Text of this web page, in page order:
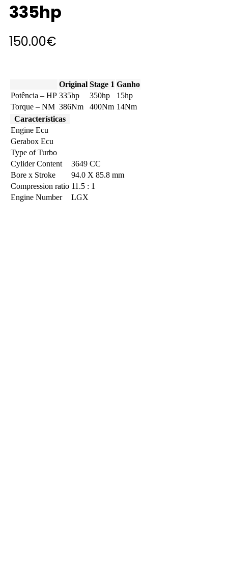
335hp
150.00€
Original Stage 1 Ganho
Potência – HP 335hp 350hp
15hp
Torque – NM 386Nm 400Nm 14Nm
Características
Engine Ecu
Gerabox Ecu
Type of Turbo
Cylider Content
3649 CC
Bore x Stroke
94.0 X 85.8 mm
Compression ratio 11.5 : 1
Engine Number
LGX